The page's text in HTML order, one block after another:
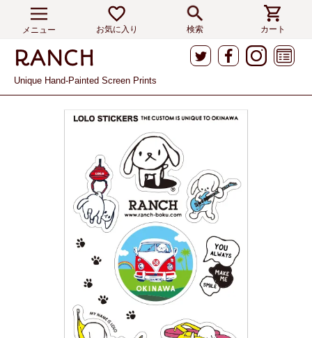
メニュー お気に入り 検索 カート
Unique Hand-Painted Screen Prints